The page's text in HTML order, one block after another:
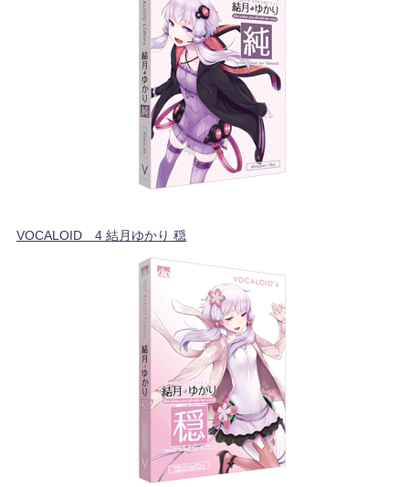
VOCALOID™4 結月ゆかり 穏